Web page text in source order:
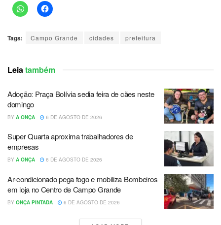
Tags: Campo Grande cidades prefeitura
Leia também
Adoção: Praça Bolívia sedia feira de cães neste
domingo
BY A ONÇA 6 DE AGOSTO DE 2026
Super Quarta aproxima trabalhadores de
empresas
BY A ONÇA 6 DE AGOSTO DE 2026
Ar-condicionado pega fogo e mobiliza Bombeiros
em loja no Centro de Campo Grande
BY ONÇA PINTADA 6 DE AGOSTO DE 2026